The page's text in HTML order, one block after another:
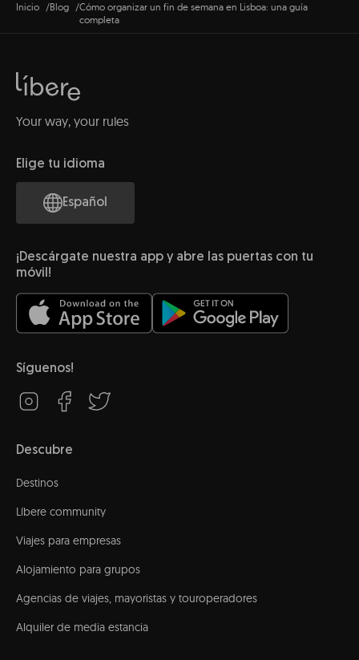
Inicio Blog
Cómo organizar un fin de semana en Lisboa: una guía
completa
Your way, your rules
Elige tu idioma
Español
¡Descárgate nuestra app y abre las puertas con tu
móvil!
Síguenos!
Descubre
Destinos
Líbere community
Viajes para empresas
Alojamiento para grupos
Agencias de viajes, mayoristas y touroperadores
Alquiler de media estancia